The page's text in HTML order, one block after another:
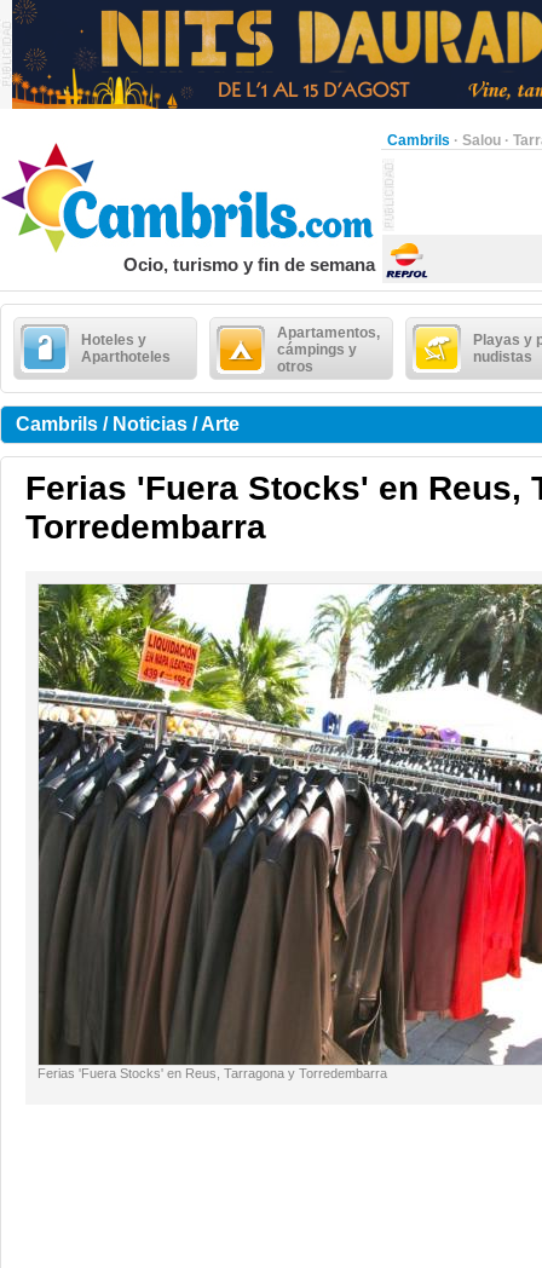
Cambrils · Salou ·
Ocio, turismo y fin de semana
Hoteles y
Aparthoteles
Apartamentos,
cámpings y
otros
Playas y
nudistas
Cambrils / Noticias / Arte
Ferias 'Fuera Stocks' en Reus,
Torredembarra
Ferias 'Fuera Stocks' en Reus, Tarragona y Torredembarra